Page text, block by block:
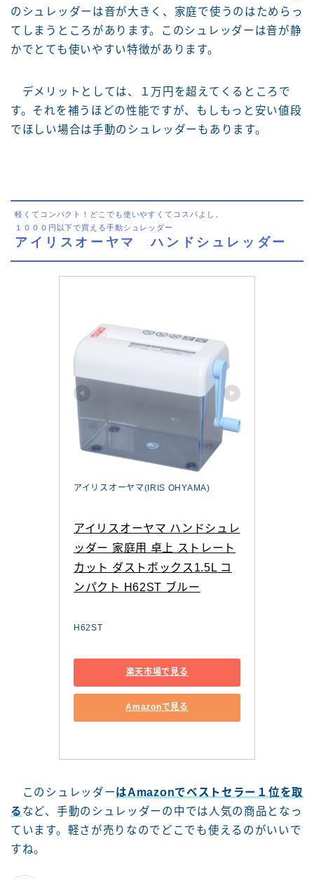
のシュレッダーは音が大きく、家庭で使うのはためらっ
てしまうところがあります。このシュレッダーは音が静
かでとても使いやすい特徴があります。
デメリットとしては、１万円を超えてくるところで
す。それを補うほどの性能ですが、もしもっと安い値段
でほしい場合は手動のシュレッダーもあります。
軽くてコンパクト！どこでも使いやすくてコスパよし。
１０００円以下で買える手動シュレッダー
アイリスオーヤマ ハンドシュレッダー
アイリスオーヤマ(IRIS OHYAMA)
アイリスオーヤマ ハンドシュレ
ッダー 家庭用 卓上 ストレート
カット ダストボックス1.5L コ
ンパクト H62ST ブルー
H62ST
楽天市場で見る
Amazonで見る
このシュレッダーはAmazonでベストセラー１位を取
る など、手動のシュレッダーの中では人気の商品となっ
ています。軽さが売りなのでどこでも使えるのがいいで
すね。